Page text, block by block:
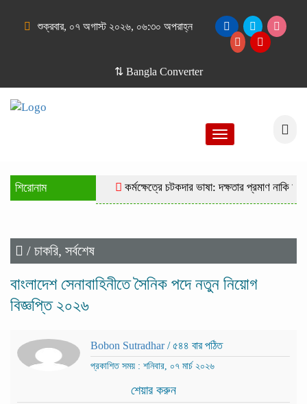
শুক্রবার, ০৭ অগাস্ট ২০২৬, ০৬:৩০ অপরাহ্ন
⇅ Bangla Converter
Toggle
শিরোনাম কর্মক্ষেত্রে চটকদার ভাষা: দক্ষতার প্রমাণ নাকি
/ চাকরি, সর্বশেষ
বাংলাদেশ সেনাবাহিনীতে সৈনিক পদে নতুন নিয়োগ
বিজ্ঞপ্তি ২০২৬
Bobon Sutradhar / ৫৪৪ বার পঠিত
প্রকাশিত সময় : শনিবার, ০৭ মার্চ ২০২৬
শেয়ার করুন